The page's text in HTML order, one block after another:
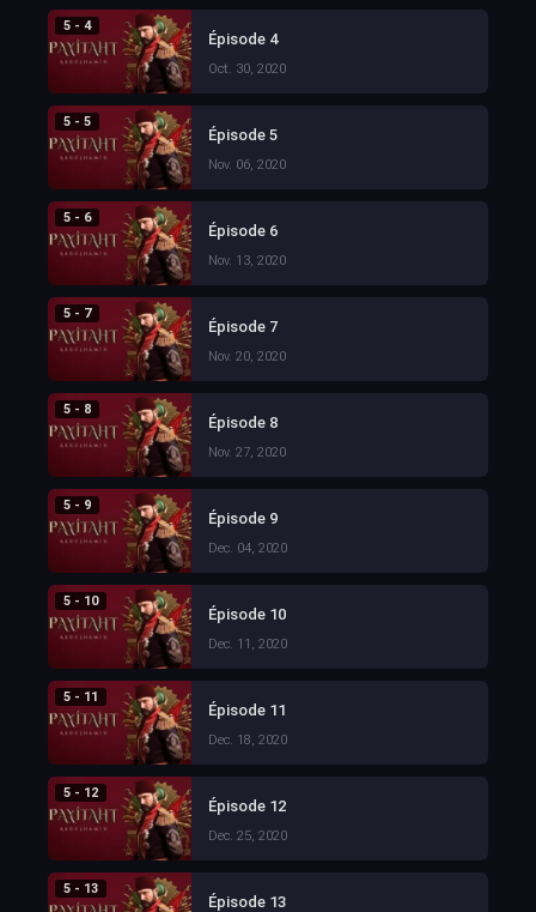
5 - 4
Épisode 4
Oct. 30, 2020
5 - 5
Épisode 5
Nov. 06, 2020
5 - 6
Épisode 6
Nov. 13, 2020
5 - 7
Épisode 7
Nov. 20, 2020
5 - 8
Épisode 8
Nov. 27, 2020
5 - 9
Épisode 9
Dec. 04, 2020
5 - 10
Épisode 10
Dec. 11, 2020
5 - 11
Épisode 11
Dec. 18, 2020
5 - 12
Épisode 12
Dec. 25, 2020
5 - 13
Épisode 13